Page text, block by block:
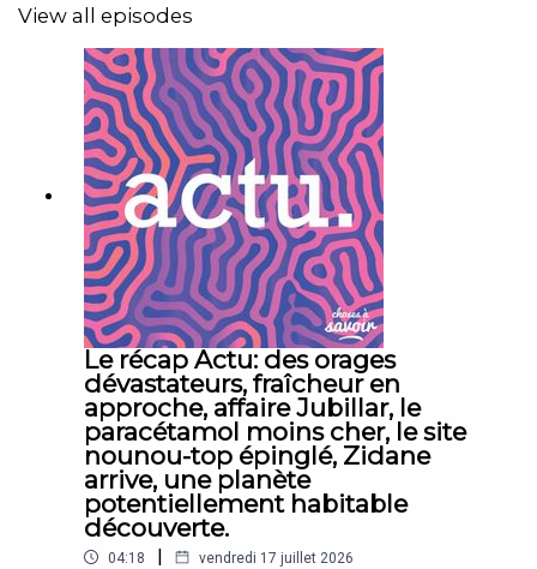
View all episodes
Le récap Actu: des orages
dévastateurs, fraîcheur en
approche, affaire Jubillar, le
paracétamol moins cher, le site
nounou-top épinglé, Zidane
arrive, une planète
potentiellement habitable
découverte.
04:18 | vendredi 17 juillet 2026